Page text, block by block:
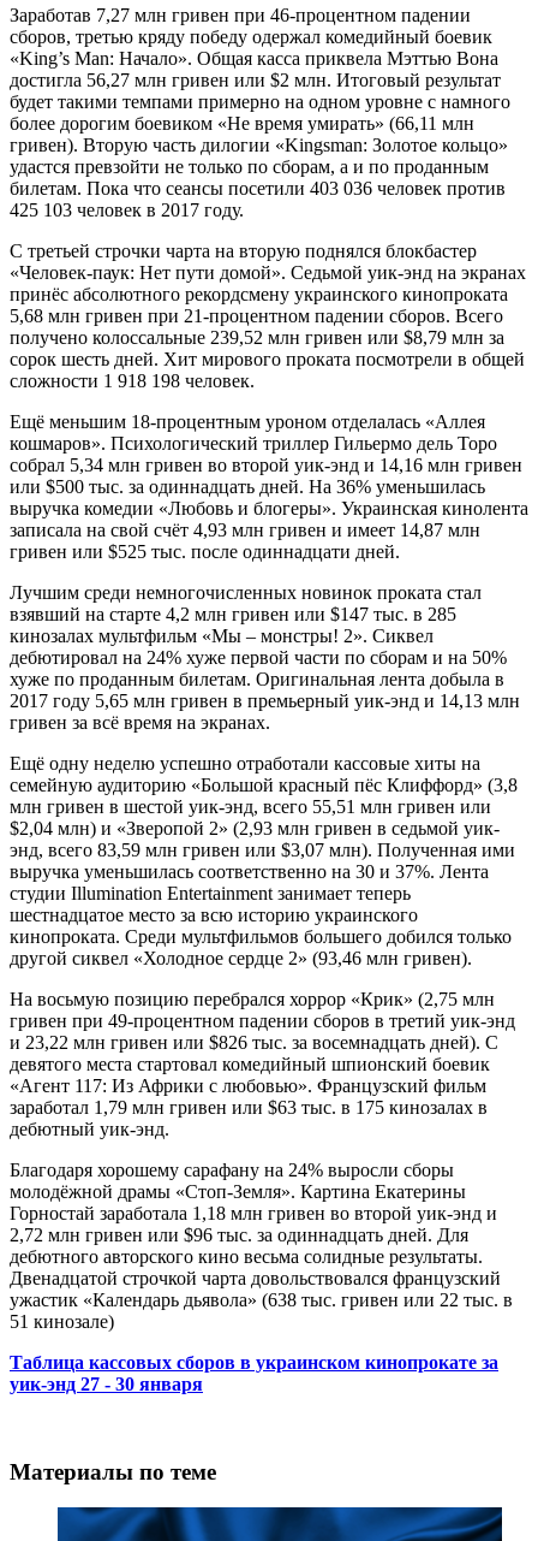
Заработав 7,27 млн гривен при 46-процентном падении
сборов, третью кряду победу одержал комедийный боевик
«King’s Man: Начало». Общая касса приквела Мэттью Вона
достигла 56,27 млн гривен или $2 млн. Итоговый результат
будет такими темпами примерно на одном уровне с намного
более дорогим боевиком «Не время умирать» (66,11 млн
гривен). Вторую часть дилогии «Kingsman: Золотое кольцо»
удастся превзойти не только по сборам, а и по проданным
билетам. Пока что сеансы посетили 403 036 человек против
425 103 человек в 2017 году.
С третьей строчки чарта на вторую поднялся блокбастер
«Человек-паук: Нет пути домой». Седьмой уик-энд на экранах
принёс абсолютного рекордсмену украинского кинопроката
5,68 млн гривен при 21-процентном падении сборов. Всего
получено колоссальные 239,52 млн гривен или $8,79 млн за
сорок шесть дней. Хит мирового проката посмотрели в общей
сложности 1 918 198 человек.
Ещё меньшим 18-процентным уроном отделалась «Аллея
кошмаров». Психологический триллер Гильермо дель Торо
собрал 5,34 млн гривен во второй уик-энд и 14,16 млн гривен
или $500 тыс. за одиннадцать дней. На 36% уменьшилась
выручка комедии «Любовь и блогеры». Украинская кинолента
записала на свой счёт 4,93 млн гривен и имеет 14,87 млн
гривен или $525 тыс. после одиннадцати дней.
Лучшим среди немногочисленных новинок проката стал
взявший на старте 4,2 млн гривен или $147 тыс. в 285
кинозалах мультфильм «Мы – монстры! 2». Сиквел
дебютировал на 24% хуже первой части по сборам и на 50%
хуже по проданным билетам. Оригинальная лента добыла в
2017 году 5,65 млн гривен в премьерный уик-энд и 14,13 млн
гривен за всё время на экранах.
Ещё одну неделю успешно отработали кассовые хиты на
семейную аудиторию «Большой красный пёс Клиффорд» (3,8
млн гривен в шестой уик-энд, всего 55,51 млн гривен или
$2,04 млн) и «Зверопой 2» (2,93 млн гривен в седьмой уик-
энд, всего 83,59 млн гривен или $3,07 млн). Полученная ими
выручка уменьшилась соответственно на 30 и 37%. Лента
студии Illumination Entertainment занимает теперь
шестнадцатое место за всю историю украинского
кинопроката. Среди мультфильмов большего добился только
другой сиквел «Холодное сердце 2» (93,46 млн гривен).
На восьмую позицию перебрался хоррор «Крик» (2,75 млн
гривен при 49-процентном падении сборов в третий уик-энд
и 23,22 млн гривен или $826 тыс. за восемнадцать дней). С
девятого места стартовал комедийный шпионский боевик
«Агент 117: Из Африки с любовью». Французский фильм
заработал 1,79 млн гривен или $63 тыс. в 175 кинозалах в
дебютный уик-энд.
Благодаря хорошему сарафану на 24% выросли сборы
молодёжной драмы «Стоп-Земля». Картина Екатерины
Горностай заработала 1,18 млн гривен во второй уик-энд и
2,72 млн гривен или $96 тыс. за одиннадцать дней. Для
дебютного авторского кино весьма солидные результаты.
Двенадцатой строчкой чарта довольствовался французский
ужастик «Календарь дьявола» (638 тыс. гривен или 22 тыс. в
51 кинозале)
Таблица кассовых сборов в украинском кинопрокате за
уик-энд 27 - 30 января
Материалы по теме